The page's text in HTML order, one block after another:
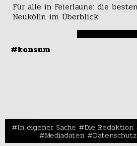
Für alle in Feierlaune: die
Neukölln im Überblick
#konsum
In eigener Sache Die Redaktion
Mediadaten Datenschutz